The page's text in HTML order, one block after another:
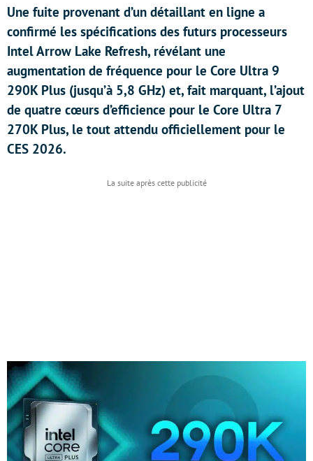
Une fuite provenant d’un détaillant en ligne a
confirmé les spécifications des futurs processeurs
Intel Arrow Lake Refresh, révélant une
augmentation de fréquence pour le Core Ultra 9
290K Plus (jusqu’à 5,8 GHz) et, fait marquant, l’ajout
de quatre cœurs d’efficience pour le Core Ultra 7
270K Plus, le tout attendu officiellement pour le
CES 2026.